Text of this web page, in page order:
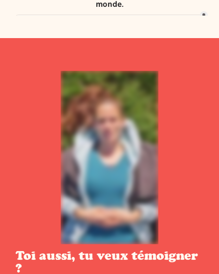
monde.
Toi aussi, tu veux témoigner
?